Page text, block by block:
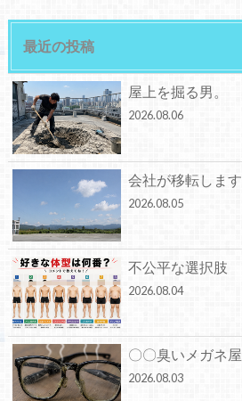
最近の投稿
屋上を掘る男。
2026.08.06
会社が移転します
2026.08.05
不公平な選択肢
2026.08.04
〇〇臭いメガネ
2026.08.03